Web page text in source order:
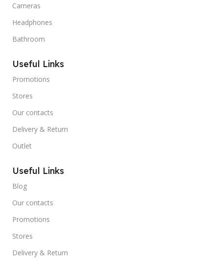
Cameras
Headphones
Bathroom
Useful Links
Promotions
Stores
Our contacts
Delivery & Return
Outlet
Useful Links
Blog
Our contacts
Promotions
Stores
Delivery & Return